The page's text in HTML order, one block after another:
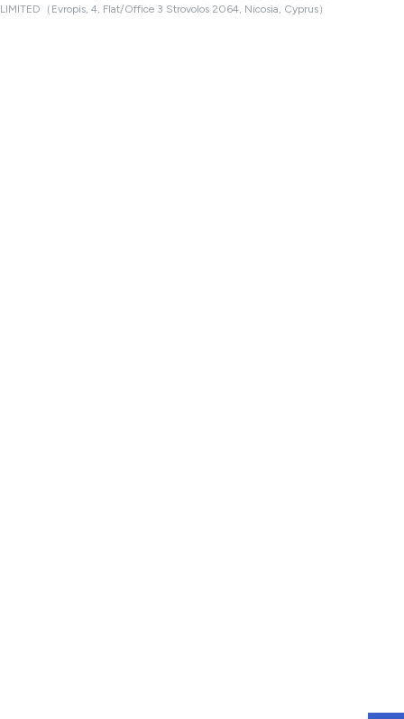
LIMITED（Evropis, 4, Flat/Office 3 Strovolos 2064, Nicosia, Cyprus）